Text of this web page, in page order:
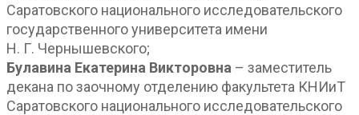
Саратовского национального исследовательского
государственного университета имени
Н. Г. Чернышевского;
Булавина Екатерина Викторовна – заместитель
декана по заочному отделению факультета КНИиТ
Саратовского национального исследовательского